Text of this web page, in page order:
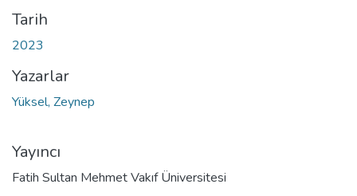
Tarih
2023
Yazarlar
Yüksel, Zeynep
Yayıncı
Fatih Sultan Mehmet Vakıf Üniversitesi